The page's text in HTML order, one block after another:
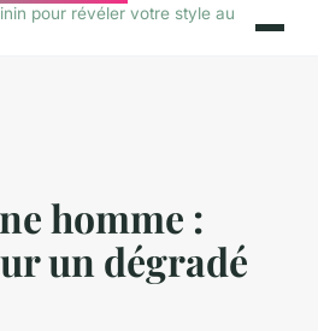
pour révéler votre style au
homme :
un dégradé